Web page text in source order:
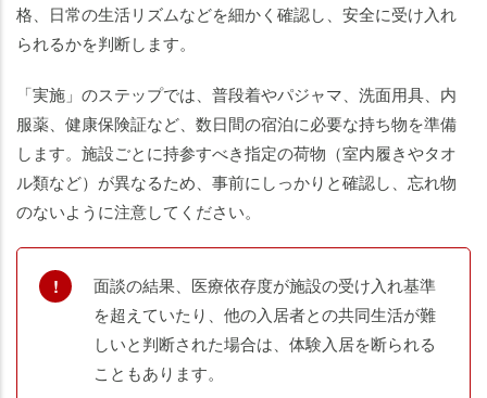
格、日常の生活リズムなどを細かく確認し、安全に受け入れ
られるかを判断します。
「実施」のステップでは、普段着やパジャマ、洗面用具、内
服薬、健康保険証など、数日間の宿泊に必要な持ち物を準備
します。施設ごとに持参すべき指定の荷物（室内履きやタオ
ル類など）が異なるため、事前にしっかりと確認し、忘れ物
のないように注意してください。
面談の結果、医療依存度が施設の受け入れ基準
を超えていたり、他の入居者との共同生活が難
しいと判断された場合は、体験入居を断られる
こともあります。